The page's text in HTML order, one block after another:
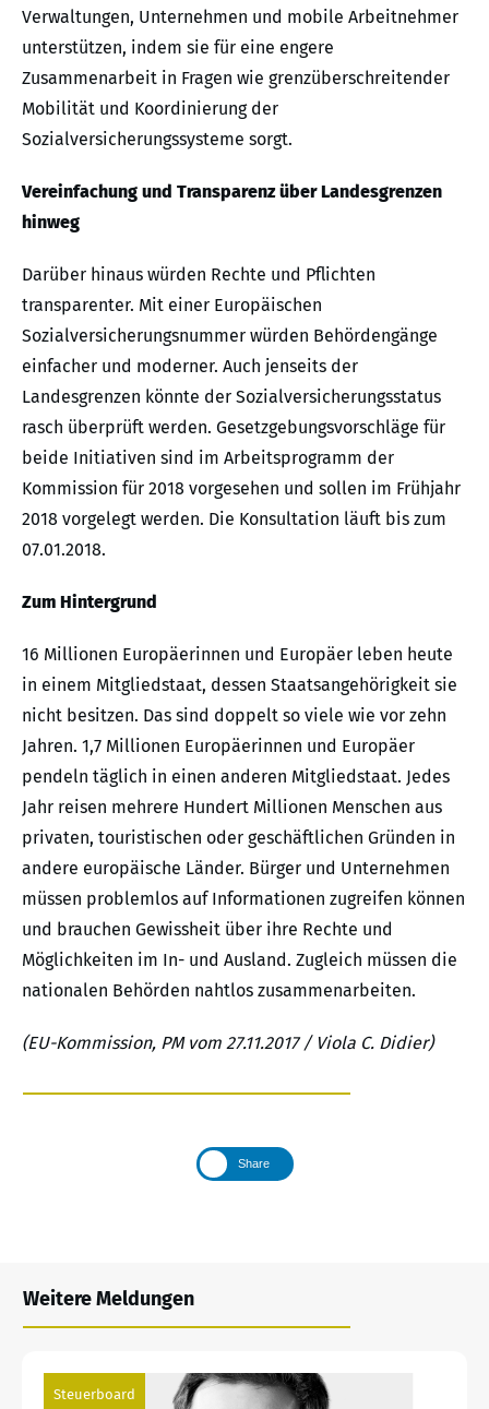
Verwaltungen, Unternehmen und mobile Arbeitnehmer
unterstützen, indem sie für eine engere
Zusammenarbeit in Fragen wie grenzüberschreitender
Mobilität und Koordinierung der
Sozialversicherungssysteme sorgt.
Vereinfachung und Transparenz über Landesgrenzen
hinweg
Darüber hinaus würden Rechte und Pflichten
transparenter. Mit einer Europäischen
Sozialversicherungsnummer würden Behördengänge
einfacher und moderner. Auch jenseits der
Landesgrenzen könnte der Sozialversicherungsstatus
rasch überprüft werden. Gesetzgebungsvorschläge für
beide Initiativen sind im Arbeitsprogramm der
Kommission für 2018 vorgesehen und sollen im Frühjahr
2018 vorgelegt werden. Die Konsultation läuft bis zum
07.01.2018.
Zum Hintergrund
16 Millionen Europäerinnen und Europäer leben heute
in einem Mitgliedstaat, dessen Staatsangehörigkeit sie
nicht besitzen. Das sind doppelt so viele wie vor zehn
Jahren. 1,7 Millionen Europäerinnen und Europäer
pendeln täglich in einen anderen Mitgliedstaat. Jedes
Jahr reisen mehrere Hundert Millionen Menschen aus
privaten, touristischen oder geschäftlichen Gründen in
andere europäische Länder. Bürger und Unternehmen
müssen problemlos auf Informationen zugreifen können
und brauchen Gewissheit über ihre Rechte und
Möglichkeiten im In- und Ausland. Zugleich müssen die
nationalen Behörden nahtlos zusammenarbeiten.
(EU-Kommission, PM vom 27.11.2017 / Viola C. Didier)
Share
Weitere Meldungen
Steuerboard